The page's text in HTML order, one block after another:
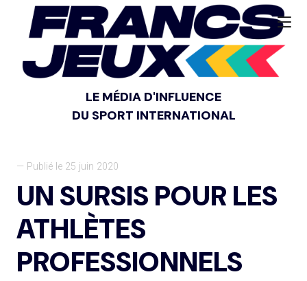
LE MÉDIA D'INFLUENCE
DU SPORT INTERNATIONAL
— Publié le 25 juin 2020
UN SURSIS POUR LES
ATHLÈTES
PROFESSIONNELS